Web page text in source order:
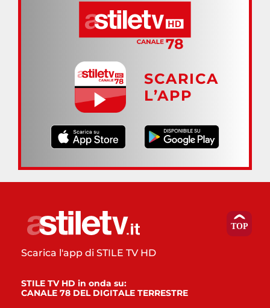
SCARICA
L’APP
Scarica l'app di STILE TV HD
STILE TV HD in onda su:
CANALE 78 DEL DIGITALE TERRESTRE